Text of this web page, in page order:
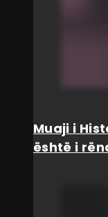
Muaji i
është i